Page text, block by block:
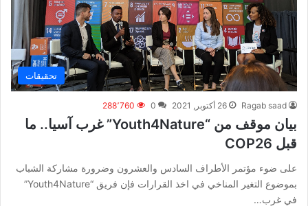
تحقيقات
Ragab saad 26 أكتوبر, 2021 0 288٬760
بيان موقف من “Youth4Nature” غرب آسيا.. ما
قبل COP26
على ضوء مؤتمر الأطراف السادس والعشرون وضرورة مشاركة الشباب
بموضوع التغير المناخي في اخذ القرارات فإن فريق “Youth4Nature”
في غرب…